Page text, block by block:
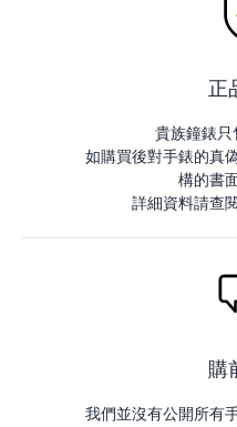
正
貴族鐘錶只
如購買後對手錶的真
構的書
詳細資料請查
購
我們並沒有公開所有